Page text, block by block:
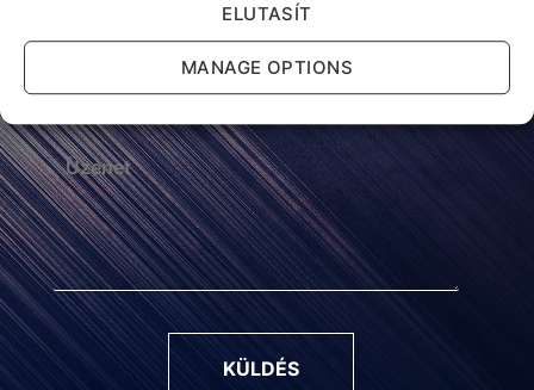
ELUTASÍT
MANAGE OPTIONS
KÜLDÉS